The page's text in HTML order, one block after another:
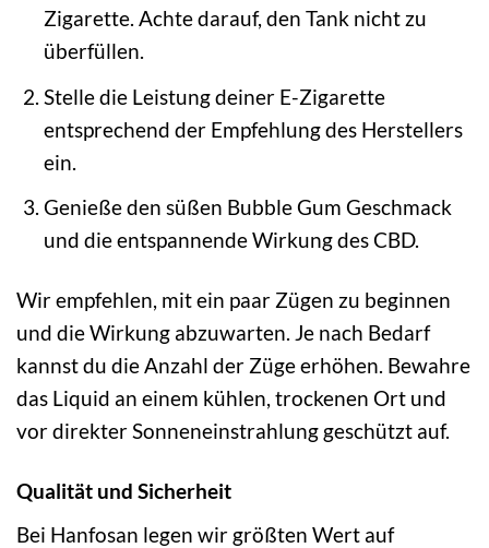
Zigarette. Achte darauf, den Tank nicht zu
überfüllen.
Stelle die Leistung deiner E-Zigarette
entsprechend der Empfehlung des Herstellers
ein.
Genieße den süßen Bubble Gum Geschmack
und die entspannende Wirkung des CBD.
Wir empfehlen, mit ein paar Zügen zu beginnen
und die Wirkung abzuwarten. Je nach Bedarf
kannst du die Anzahl der Züge erhöhen. Bewahre
das Liquid an einem kühlen, trockenen Ort und
vor direkter Sonneneinstrahlung geschützt auf.
Qualität und Sicherheit
Bei Hanfosan legen wir größten Wert auf